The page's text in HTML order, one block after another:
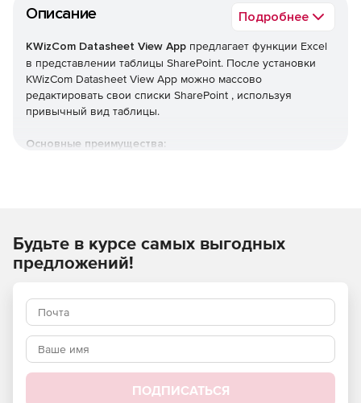
Описание Подробнее
KWizCom Datasheet View App предлагает функции Excel
в представлении таблицы SharePoint. После установки
KWizCom Datasheet View App можно массово
редактировать свои списки SharePoint , используя
привычный вид таблицы.
Основные преимущества:
списков.
Поддержка браузеров IE, Edge и Chrome.
Будьте в курсе самых выгодных
предложений!
ПОДПИСАТЬСЯ